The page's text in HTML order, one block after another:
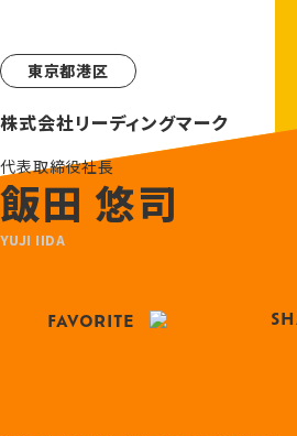
東京都港区
株式会社リーディングマーク
代表取締役社長
飯田 悠司
YUJI IIDA
FAVORITE